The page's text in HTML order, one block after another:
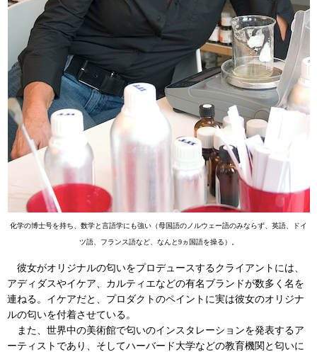
化学の博士号を持ち、数学と言語学にも強い（母国語のノルウェー語のみならず、英語、ドイ
ツ語、フランス語など、なんと9ヵ国語を操る）。
彼女がオリジナルの匂いをプロデュースするクライアントには、
アディダスやイケア、カルティエなどの有名ブランドが数多く名を
連ねる。イケアだと、プロダクトのペイントに実は彼女のオリジナ
ルの匂いを付着させている。
また、世界中の美術館で匂いのインスタレーションを発表するア
ーティストであり、そしてハーバード大学などの教育機関と匂いに